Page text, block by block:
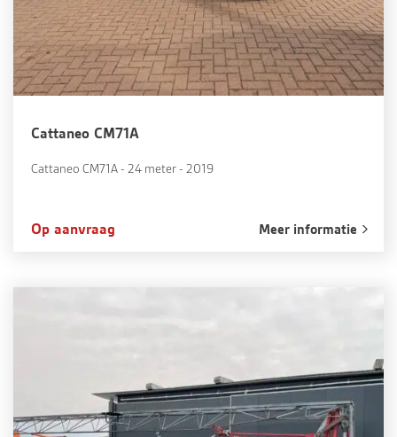
Cattaneo CM71A
Cattaneo CM71A - 24 meter - 2019
Op aanvraag Meer informatie